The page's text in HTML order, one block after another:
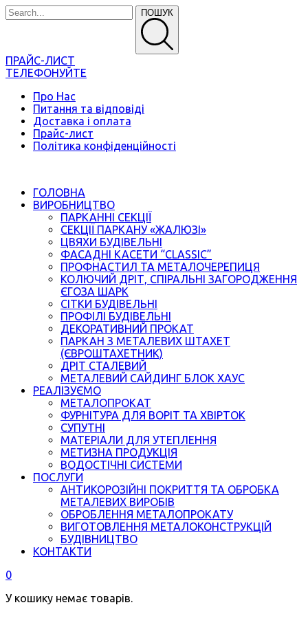
ПОШУК
ПРАЙС-ЛИСТ
ТЕЛЕФОНУЙТЕ
Про Нас
Питання та відповіді
Доставка і оплата
Прайс-лист
Політика конфіденційності
ГОЛОВНА
ВИРОБНИЦТВО
ПАРКАННІ СЕКЦІЇ
СЕКЦІЇ ПАРКАНУ «ЖАЛЮЗІ»
ЦВЯХИ БУДІВЕЛЬНІ
ФАСАДНІ КАСЕТИ “CLASSIC”
ПРОФНАСТИЛ ТА МЕТАЛОЧЕРЕПИЦЯ
КОЛЮЧИЙ ДРІТ, СПІРАЛЬНІ ЗАГОРОДЖЕННЯ
ЄГОЗА ШАРК
СІТКИ БУДІВЕЛЬНІ
ПРОФІЛІ БУДІВЕЛЬНІ
ДЕКОРАТИВНИЙ ПРОКАТ
ПАРКАН З МЕТАЛЕВИХ ШТАХЕТ
(ЄВРОШТАХЕТНИК)
ДРІТ СТАЛЕВИЙ
МЕТАЛЕВИЙ САЙДИНГ БЛОК ХАУС
РЕАЛІЗУЄМО
МЕТАЛОПРОКАТ
ФУРНІТУРА ДЛЯ ВОРІТ ТА ХВІРТОК
СУПУТНІ
МАТЕРІАЛИ ДЛЯ УТЕПЛЕННЯ
МЕТИЗНА ПРОДУКЦІЯ
ВОДОСТІЧНІ СИСТЕМИ
ПОСЛУГИ
АНТИКОРОЗІЙНІ ПОКРИТТЯ ТА ОБРОБКА
МЕТАЛЕВИХ ВИРОБІВ
ОБРОБЛЕННЯ МЕТАЛОПРОКАТУ
ВИГОТОВЛЕННЯ МЕТАЛОКОНСТРУКЦІЙ
БУДІВНИЦТВО
КОНТАКТИ
0
У кошику немає товарів.